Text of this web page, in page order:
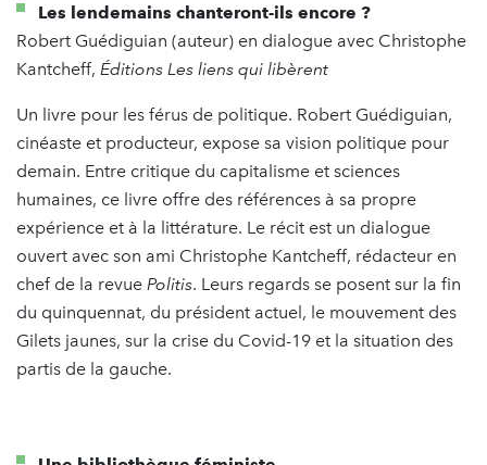
Les lendemains chanteront-ils encore ?
Robert Guédiguian (auteur) en dialogue avec Christophe
Kantcheff, Éditions Les liens qui libèrent
Un livre pour les férus de politique. Robert Guédiguian,
cinéaste et producteur, expose sa vision politique pour
demain. Entre critique du capitalisme et sciences
humaines, ce livre offre des références à sa propre
expérience et à la littérature. Le récit est un dialogue
ouvert avec son ami Christophe Kantcheff, rédacteur en
chef de la revue Politis. Leurs regards se posent sur la fin
du quinquennat, du président actuel, le mouvement des
Gilets jaunes, sur la crise du Covid-19 et la situation des
partis de la gauche.